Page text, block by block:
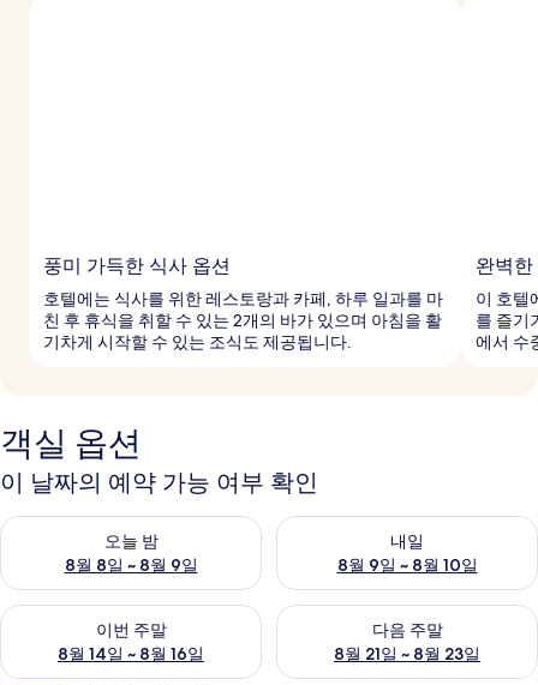
풍미 가득한 식사 옵션
호텔에는 식사를 위한 레스토랑과 카페, 하루 일과를 마
친 후 휴식을 취할 수 있는 2개의 바가 있으며 아침을 활
기차게 시작할 수 있는 조식도 제공됩니다.
완벽
이 호텔
를 즐기
에서 수
객실 옵션
이 날짜의 예약 가능 여부 확인
오늘 밤
8월 8일 ~ 8월 9일
오늘 밤 예약 가능 여부 확인, 8월 8일 ~ 8월 9일
내일
8월 9일 ~ 8월 10일
내일 예약 가능 여부 확인, 8월
이번 주말
8월 14일 ~ 8월 16일
이번 주말 예약 가능 여부 확인, 8월 14일 ~ 8월 16일
다음 주말
8월 21일 ~ 8월 23일
다음 주말 예약 가능 여부 확인